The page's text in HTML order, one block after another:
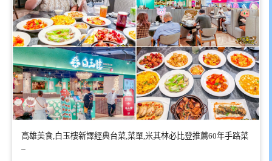
高雄美食,白玉樓新譯經典台菜,菜單,米其林必比登推薦60年手路菜
~